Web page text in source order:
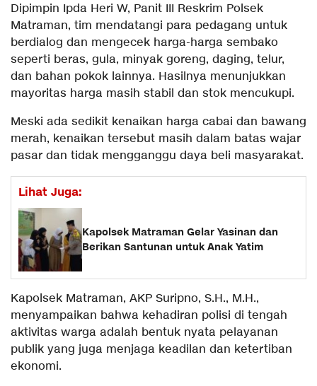
Dipimpin Ipda Heri W, Panit III Reskrim Polsek
Matraman, tim mendatangi para pedagang untuk
berdialog dan mengecek harga-harga sembako
seperti beras, gula, minyak goreng, daging, telur,
dan bahan pokok lainnya. Hasilnya menunjukkan
mayoritas harga masih stabil dan stok mencukupi.
Meski ada sedikit kenaikan harga cabai dan bawang
merah, kenaikan tersebut masih dalam batas wajar
pasar dan tidak mengganggu daya beli masyarakat.
Lihat Juga:
Kapolsek Matraman Gelar Yasinan dan
Berikan Santunan untuk Anak Yatim
Kapolsek Matraman, AKP Suripno, S.H., M.H.,
menyampaikan bahwa kehadiran polisi di tengah
aktivitas warga adalah bentuk nyata pelayanan
publik yang juga menjaga keadilan dan ketertiban
ekonomi.